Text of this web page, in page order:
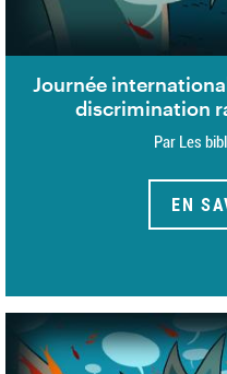
Journée
discrimination
Par Les
EN